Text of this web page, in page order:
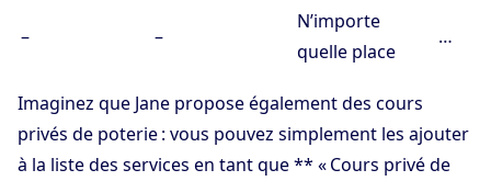
– –
N’importe
quelle place
…
Imaginez que Jane propose également des cours
privés de poterie : vous pouvez simplement les ajouter
à la liste des services en tant que ** « Cours privé de